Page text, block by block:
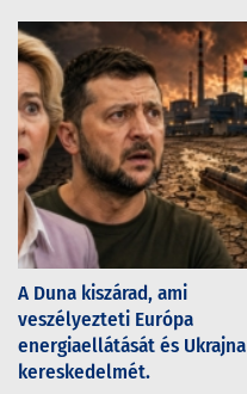
A Duna kiszárad, ami
veszélyezteti Európa
energiaellátását és Ukrajna
kereskedelmét.